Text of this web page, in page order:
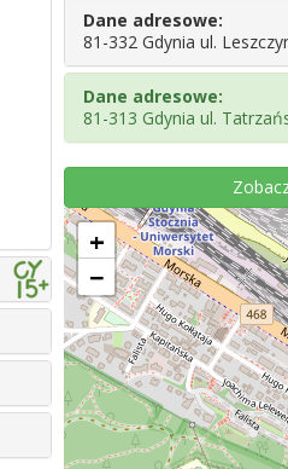
Dane adresowe:
81-332 Gdynia ul.
Dane adresowe:
81-313 Gdynia ul.
+
−